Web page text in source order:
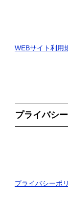
WEBサイト利用
プライバシ
プライバシーポ